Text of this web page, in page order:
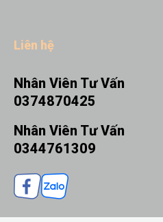
Liên hệ
Nhân Viên Tư Vấn
0374870425
Nhân Viên Tư Vấn
0344761309